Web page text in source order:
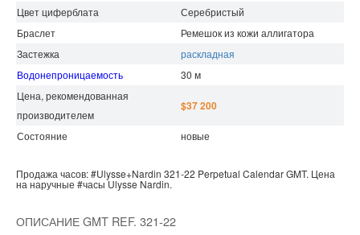
Цвет циферблата
Серебристый
Браслет
Ремешок из кожи аллигатора
Застежка
раскладная
Водонепроницаемость
30 м
Цена, рекомендованная
производителем
$37 200
Состояние новые
Продажа часов:#Ulysse+Nardin 321-22 Perpetual CalendarGMT. Цена
на наручные #часы Ulysse Nardin.
ОПИСАНИЕ GMT REF. 321-22